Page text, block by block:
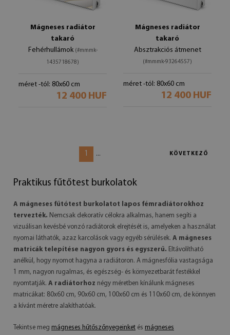
Mágneses radiátor
takaró
Fehérhullámok (#mmmk-
1435718678)
méret -tól: 80x60 cm
12 400 HUF
Mágneses radiátor
takaró
Absztrakciós átmenet
(#mmmk-93264557)
méret -tól: 80x60 cm
12 400 HUF
1 ... KÖVETKEZŐ
Praktikus fűtőtest burkolatok
A mágneses fűtótest burkolatot lapos fémradiátorokhoz
tervezték. Nemcsak dekoratív célokra alkalmas, hanem segíti a
vizuálisan kevésbé vonzó radiátorok elrejtését is, amelyeken a használat
nyomai láthatók, azaz karcolások vagy egyéb sérülések. A mágneses
matricák telepítése nagyon gyors és egyszerű. Eltávolítható
anélkül, hogy nyomot hagyna a radiátoron. A mágnesfólia vastagsága
1 mm, nagyon rugalmas, és egészség- és környezetbarát festékkel
nyomtatják. A radiátorhoz négy méretben kínálunk mágneses
matricákat: 80x60 cm, 90x60 cm, 100x60 cm és 110x60 cm, de könnyen
a kívánt méretre alakíthatóak.
Tekintse meg mágneses hűtőszőnyegeinket és mágneses